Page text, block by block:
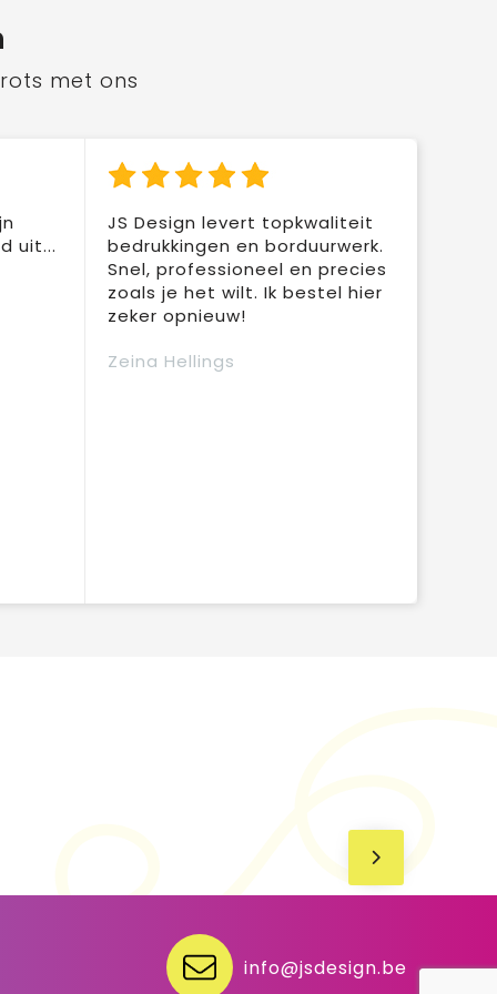
met ons
uit...
JS Design levert topkwaliteit
bedrukkingen en borduurwerk.
Snel, professioneel en precies
zoals je het wilt. Ik bestel hier
zeker opnieuw!
Zeina Hellings
info@jsdesign.be